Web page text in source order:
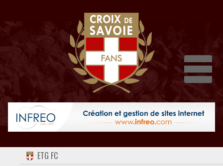
ACCUEILETG FC